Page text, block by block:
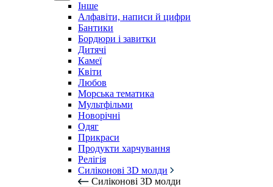
Інше
Алфавіти, написи й цифри
Бантики
Бордюри і завитки
Дитячі
Камеї
Квіти
Любов
Морська тематика
Мультфільми
Новорічні
Одяг
Прикраси
Продукти харчування
Релігія
Силіконові 3D молди
Силіконові 3D молди